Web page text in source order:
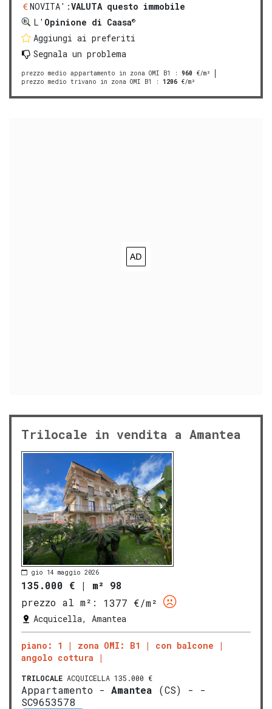
NOVITA':VALUTA questo immobile
L' Opinione di Caasa®
Aggiungi ai preferiti
Segnala un problema
prezzo medio appartamento in zona OMI B1 : 960 €/m²
prezzo medio trivano in zona OMI B1
: 1206 €/m²
Trilocale in vendita a Amantea
gio 14 maggio 2026
135.000 € | m² 98
prezzo al m²:
1377 €/m²
Acquicella, Amantea
piano: 1 zona OMI: B1
con balcone
angolo cottura
TRILOCALE ACQUICELLA 135.000 €
Appartamento - Amantea (CS) - -
SC9653578